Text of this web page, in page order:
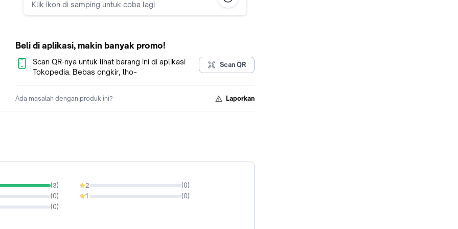
60 detik. Lakukan minimal selama 15 menit. Skipping dapat
Ringan
Bersahabat
Klik ikon di samping untuk coba lagi
Beli di aplikasi, makin banyak promo!
Scan QR-nya untuk lihat barang ini di aplikasi
Tokopedia. Bebas ongkir, lho~
Scan QR
Ada masalah dengan produk ini? Laporkan
(3)
(0)
(0)
2 (0)
0%
1 (0)
0%